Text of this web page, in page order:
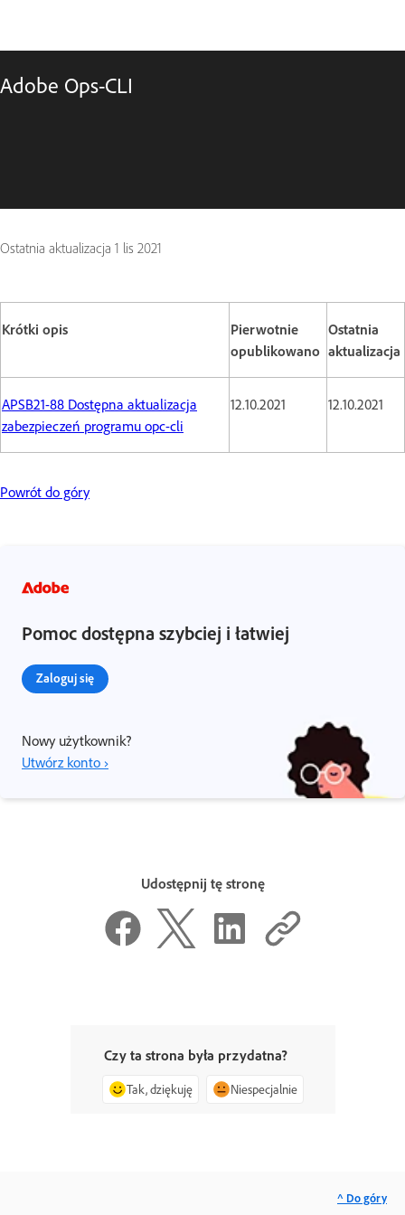
Adobe Ops-CLI
Ostatnia aktualizacja 1 lis 2021
Krótki opis
Pierwotnie
opublikowano
Ostatnia
aktualizacja
APSB21-88 Dostępna aktualizacja
zabezpieczeń programu opc-cli
12.10.2021 12.10.2021
Powrót do góry
Pomoc dostępna szybciej i łatwiej
Zaloguj się
Nowy użytkownik?
Utwórz konto ›
Udostępnij tę stronę
Czy ta strona była przydatna?
Tak, dziękuję Niespecjalnie
^ Do góry